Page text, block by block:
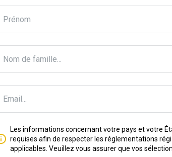
Les informations concernant votre pays et votre
requises afin de respecter les réglementations
applicables. Veuillez vous assurer que vos